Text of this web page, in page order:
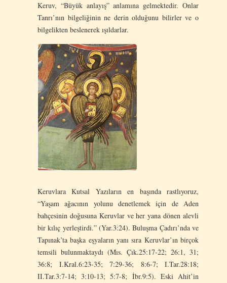
Keruv, “Büyük anlayış” anlamına gelmektedir. Onlar
Tanrı’nın bilgeliğinin ne derin olduğunu bilirler ve o
bilgelikten beslenerek ışıldarlar.
Keruvlara Kutsal Yazıların en başında rastlıyoruz,
“Yaşam ağacının yolunu denetlemek için de Aden
bahçesinin doğusuna Keruvlar ve her yana dönen alevli
bir kılıç yerleştirdi.” (Yar.3:24). Buluşma Çadırı’nda ve
Tapınak’ta başka eşyaların yanı sıra Keruvlar’ın birçok
temsili bulunmaktaydı (Mıs. Çık.25:17-22; 26:1, 31;
36:8; I.Kral.6:23-35; 7:29-36; 8:6-7; I.Tar.28:18;
II.Tar.3:7-14; 3:10-13; 5:7-8; İbr.9:5). Eski Ahit’in